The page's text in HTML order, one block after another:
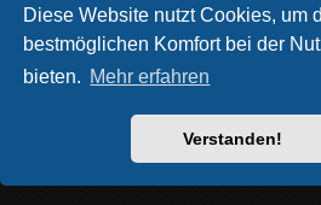
Diese Website nutzt Cookies, um
bestmöglichen Komfort bei der
bieten. Mehr erfahren
Verstanden!